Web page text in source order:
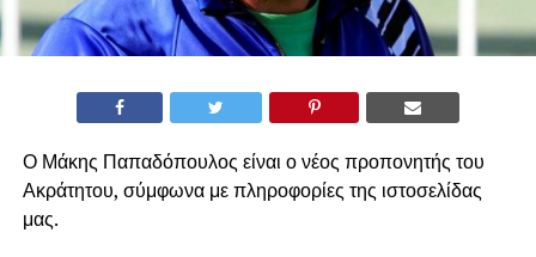
Ο Μάκης Παπαδόπουλος είναι ο νέος προπονητής του
Ακράτητου, σύμφωνα με πληροφορίες της ιστοσελίδας
μας.